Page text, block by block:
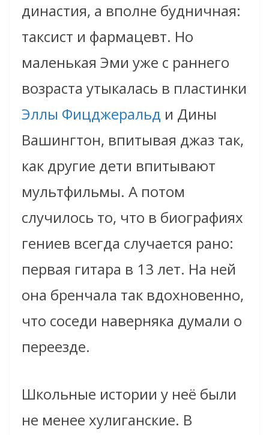
династия, а вполне будничная:
таксист и фармацевт. Но
маленькая Эми уже с раннего
возраста утыкалась в пластинки
Эллы Фицджеральд и Дины
Вашингтон, впитывая джаз так,
как другие дети впитывают
мультфильмы. А потом
случилось то, что в биографиях
гениев всегда случается рано:
первая гитара в 13 лет. На ней
она бренчала так вдохновенно,
что соседи наверняка думали о
переезде.
Школьные истории у неё были
не менее хулиганские. В